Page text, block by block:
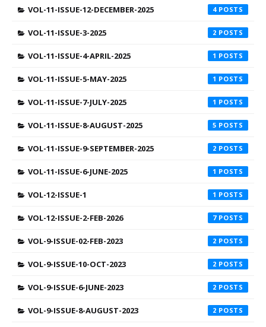
VOL-11-ISSUE-12-DECEMBER-2025 4
VOL-11-ISSUE-3-2025 2
VOL-11-ISSUE-4-APRIL-2025 1
VOL-11-ISSUE-5-MAY-2025 1
VOL-11-ISSUE-7-JULY-2025 1
VOL-11-ISSUE-8-AUGUST-2025 5
VOL-11-ISSUE-9-SEPTEMBER-2025 2
VOL-11-ISSUE-6-JUNE-2025 1
VOL-12-ISSUE-1 1
VOL-12-ISSUE-2-FEB-2026 7
VOL-9-ISSUE-02-FEB-2023 2
VOL-9-ISSUE-10-OCT-2023 2
VOL-9-ISSUE-6-JUNE-2023 2
VOL-9-ISSUE-8-AUGUST-2023 2